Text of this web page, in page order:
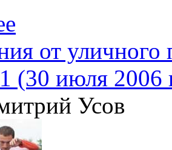
от
(30 июля 2006
Усов